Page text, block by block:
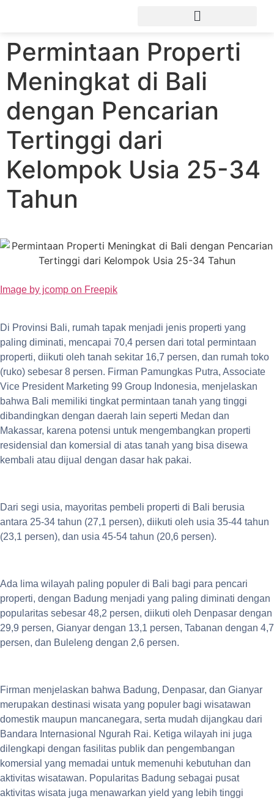
Permintaan Properti
Meningkat di Bali
dengan Pencarian
Tertinggi dari
Kelompok Usia 25-34
Tahun
Image by jcomp on Freepik
Di Provinsi Bali, rumah tapak menjadi jenis properti yang
paling diminati, mencapai 70,4 persen dari total permintaan
properti, diikuti oleh tanah sekitar 16,7 persen, dan rumah toko
(ruko) sebesar 8 persen. Firman Pamungkas Putra, Associate
Vice President Marketing 99 Group Indonesia, menjelaskan
bahwa Bali memiliki tingkat permintaan tanah yang tinggi
dibandingkan dengan daerah lain seperti Medan dan
Makassar, karena potensi untuk mengembangkan properti
residensial dan komersial di atas tanah yang bisa disewa
kembali atau dijual dengan dasar hak pakai.
Dari segi usia, mayoritas pembeli properti di Bali berusia
antara 25-34 tahun (27,1 persen), diikuti oleh usia 35-44 tahun
(23,1 persen), dan usia 45-54 tahun (20,6 persen).
Ada lima wilayah paling populer di Bali bagi para pencari
properti, dengan Badung menjadi yang paling diminati dengan
popularitas sebesar 48,2 persen, diikuti oleh Denpasar dengan
29,9 persen, Gianyar dengan 13,1 persen, Tabanan dengan 4,7
persen, dan Buleleng dengan 2,6 persen.
Firman menjelaskan bahwa Badung, Denpasar, dan Gianyar
merupakan destinasi wisata yang populer bagi wisatawan
domestik maupun mancanegara, serta mudah dijangkau dari
Bandara Internasional Ngurah Rai. Ketiga wilayah ini juga
dilengkapi dengan fasilitas publik dan pengembangan
komersial yang memadai untuk memenuhi kebutuhan dan
aktivitas wisatawan. Popularitas Badung sebagai pusat
aktivitas wisata juga menawarkan yield yang lebih tinggi